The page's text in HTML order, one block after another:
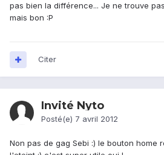
pas bien la différence... Je ne trouve
mais bon :P
Citer
Invité Nyto
Posté(e) 7 avril 2012
Non pas de gag Sebi :) le bouton home